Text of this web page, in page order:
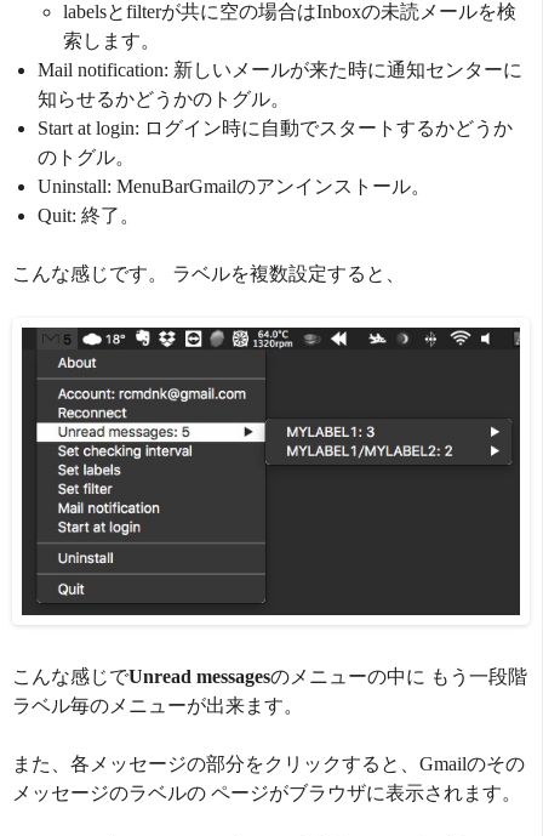
labelsとfilterが共に空の場合はInboxの未読メールを検
索します。
Mail notification: 新しいメールが来た時に通知センターに
知らせるかどうかのトグル。
Start at login: ログイン時に自動でスタートするかどうか
のトグル。
Uninstall: MenuBarGmailのアンインストール。
Quit: 終了。
こんな感じです。 ラベルを複数設定すると、
こんな感じでUnread messagesのメニューの中に もう一段階
ラベル毎のメニューが出来ます。
また、各メッセージの部分をクリックすると、Gmailのその
メッセージのラベルの ページがブラウザに表示されます。